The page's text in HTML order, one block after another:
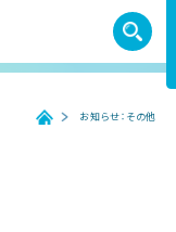
ホーム お知らせ：その他